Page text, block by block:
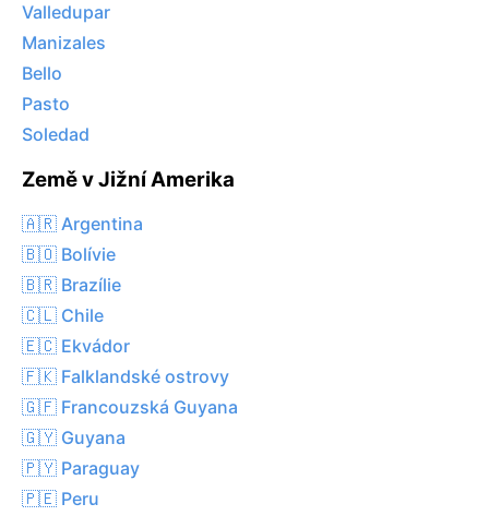
Valledupar
Manizales
Bello
Pasto
Soledad
Země v Jižní Amerika
🇦🇷 Argentina
🇧🇴 Bolívie
🇧🇷 Brazílie
🇨🇱 Chile
🇪🇨 Ekvádor
🇫🇰 Falklandské ostrovy
🇬🇫 Francouzská Guyana
🇬🇾 Guyana
🇵🇾 Paraguay
🇵🇪 Peru